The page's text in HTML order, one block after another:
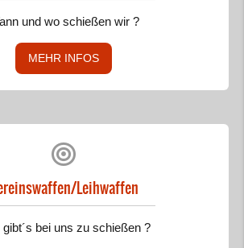
und wo schießen wir ?
MEHR INFOS
Leihwaffen
gibt´s bei uns zu schießen ?